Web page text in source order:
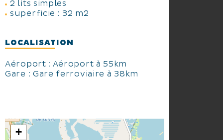
2 lits simples
superficie : 32 m2
LOCALISATION
Aéroport : Aéroport à 55km
Gare : Gare ferroviaire à 38km
+